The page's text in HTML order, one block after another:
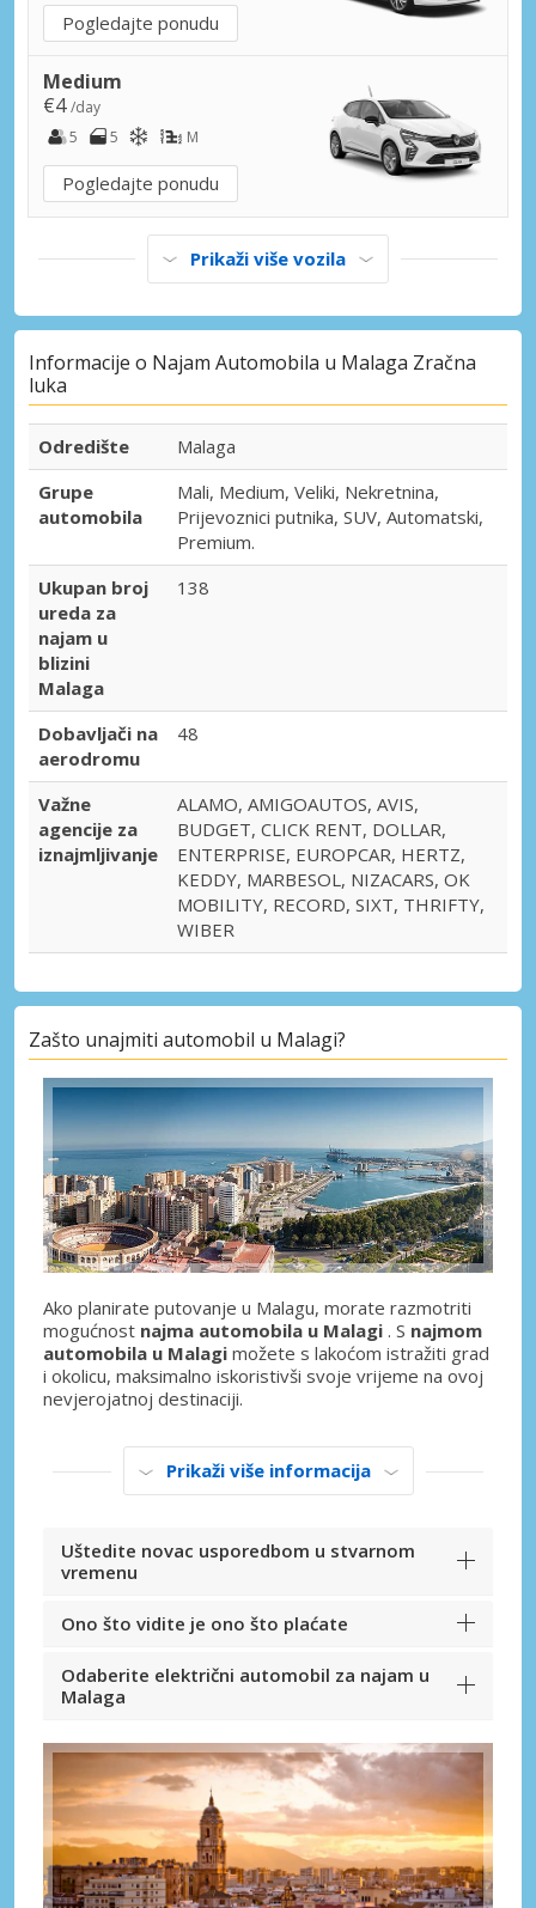
Pogledajte ponudu
Medium
€4/day
5
5 M
Pogledajte ponudu
Prikaži više vozila
Informacije o Najam Automobila u Malaga Zračna
luka
Odredište
Malaga
Grupe
automobila
Mali, Medium, Veliki, Nekretnina,
Prijevoznici putnika, SUV, Automatski,
Premium.
Ukupan broj
ureda za
najam u
blizini
Malaga
138
Dobavljači na
aerodromu
48
Važne
agencije za
iznajmljivanje
ALAMO, AMIGOAUTOS, AVIS,
BUDGET, CLICK RENT, DOLLAR,
ENTERPRISE, EUROPCAR, HERTZ,
KEDDY, MARBESOL, NIZACARS, OK
MOBILITY, RECORD, SIXT, THRIFTY,
WIBER
Zašto unajmiti automobil u Malagi?
Ako planirate putovanje u Malagu, morate razmotriti
mogućnost najma automobila u Malagi . S najmom
automobila u Malagi možete s lakoćom istražiti grad
i okolicu, maksimalno iskoristivši svoje vrijeme na ovoj
nevjerojatnoj destinaciji.
Prikaži više informacija
Uštedite novac usporedbom u stvarnom
vremenu
Ono što vidite je ono što plaćate
Odaberite električni automobil za najam u
Malaga